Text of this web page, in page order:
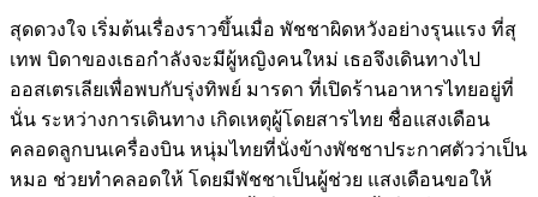
สุดดวงใจ เริ่มต้นเรื่องราวขึ้นเมื่อ พัชชาผิดหวังอย่างรุนแรง ที่สุ
เทพ บิดาของเธอกำลังจะมีผู้หญิงคนใหม่ เธอจึงเดินทางไป
ออสเตรเลียเพื่อพบกับรุ่งทิพย์ มารดา ที่เปิดร้านอาหารไทยอยู่ที่
นั่น ระหว่างการเดินทาง เกิดเหตุผู้โดยสารไทย ชื่อแสงเดือน
คลอดลูกบนเครื่องบิน หนุ่มไทยที่นั่งข้างพัชชาประกาศตัวว่าเป็น
หมอ ช่วยทำคลอดให้ โดยมีพัชชาเป็นผู้ช่วย แสงเดือนขอให้